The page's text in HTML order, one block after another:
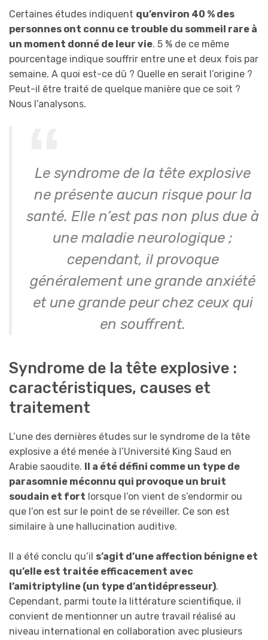
Certaines études indiquent qu’environ 40 % des
personnes ont connu ce trouble du sommeil rare à
un moment donné de leur vie. 5 % de ce même
pourcentage indique souffrir entre une et deux fois par
semaine. A quoi est-ce dû ? Quelle en serait l’origine ?
Peut-il être traité de quelque manière que ce soit ?
Nous l’analysons.
Le syndrome de la tête explosive
ne présente aucun risque pour la
santé. Elle n’est pas non plus due à
une maladie neurologique ;
cependant, il provoque
généralement une grande anxiété
et une grande peur chez ceux qui
en souffrent.
Syndrome de la tête explosive :
caractéristiques, causes et
traitement
L’une des dernières études sur le syndrome de la tête
explosive a été menée à l’Université King Saud en
Arabie saoudite. Il a été défini comme un type de
parasomnie méconnu qui provoque un bruit
soudain et fort lorsque l’on vient de s’endormir ou
que l’on est sur le point de se réveiller. Ce son est
similaire à une hallucination auditive.
Il a été conclu qu’il s’agit d’une affection bénigne et
qu’elle est traitée efficacement avec
l’amitriptyline (un type d’antidépresseur).
Cependant, parmi toute la littérature scientifique, il
convient de mentionner un autre travail réalisé au
niveau international en collaboration avec plusieurs